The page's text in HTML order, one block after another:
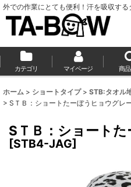
外での作業にとても便利！汗を吸収する
カテゴリ マイページ 商
ホーム > ショートタイプ > STB:タオル
> SＴＢ：ショートたーぼうヒョウグレ
SＴＢ：ショート
[STB4-JAG]